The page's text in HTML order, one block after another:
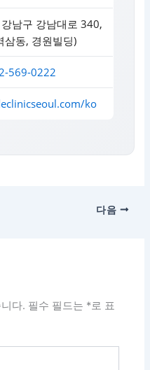
남구 강남대로 340,
삼동, 경원빌딩)
569-0222
ko
다음
다. 필수 필드는 *로 표